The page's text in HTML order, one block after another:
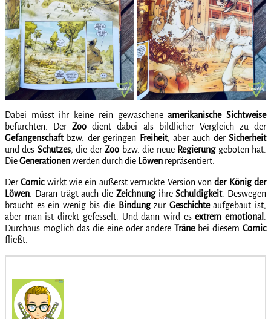
Dabei müsst ihr keine rein gewascheneamerikanische Sichtweise
befürchten. DerZoo dient dabei als bildlicher Vergleich zu der
Gefangenschaftbzw. der geringen Freiheit, aber auch der Sicherheit
und des Schutzes, die derZoo bzw. die neue Regierunggeboten hat.
DieGenerationenwerden durch die Löwen repräsentiert.
DerComicwirkt wie ein äußerst verrückte Version vonder König der
Löwen . Daran trägt auch die ZeichnungihreSchuldigkeit. Deswegen
braucht es ein wenig bis die Bindungzur Geschichteaufgebaut ist,
aber man ist direkt gefesselt. Und dann wird esextrem emotional
Durchaus möglich das die eine oder andere Tränebei diesem Comic
fließt.